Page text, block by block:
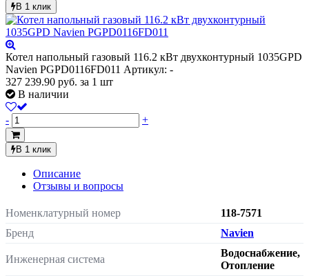
В 1 клик
Котел напольный газовый 116.2 кВт двухконтурный 1035GPD
Navien PGPD0116FD011 Артикул: -
327 239.90 руб. за 1 шт
В наличии
- +
В 1 клик
Описание
Отзывы и вопросы
Номенклатурный номер
118-7571
Бренд
Navien
Инженерная система
Водоснабжение,
Отопление